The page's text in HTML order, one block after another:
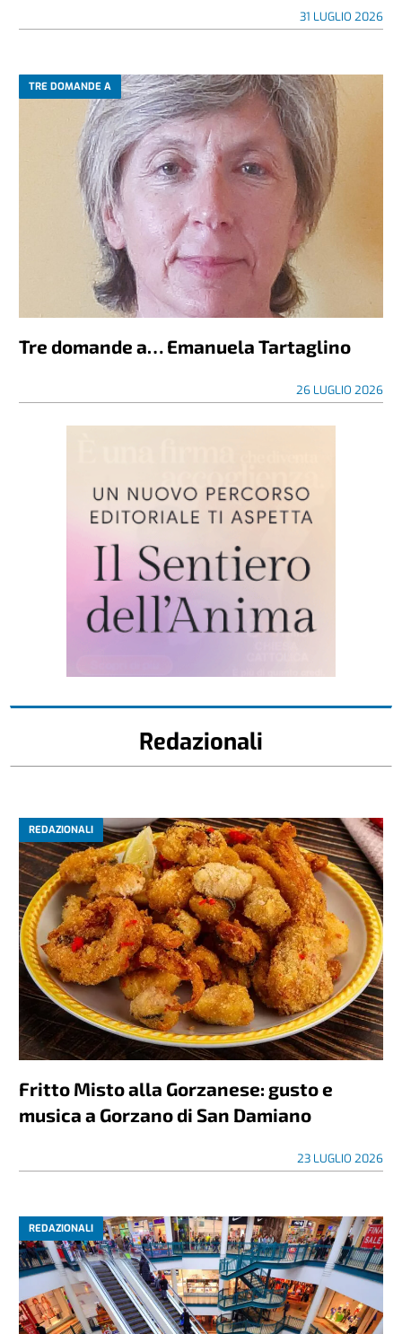
31 LUGLIO 2026
TRE DOMANDE A
Tre domande a… Emanuela Tartaglino
26 LUGLIO 2026
Redazionali
REDAZIONALI
Fritto Misto alla Gorzanese: gusto e
musica a Gorzano di San Damiano
23 LUGLIO 2026
REDAZIONALI